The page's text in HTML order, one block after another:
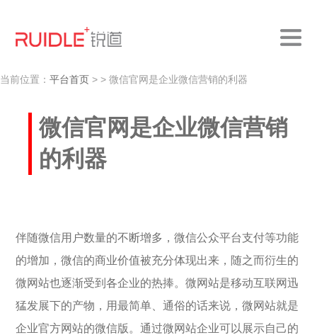
当前位置： 平台首页 > > 微信官网是企业微信营销的利器
微信官网是企业微信营销
的利器
伴随微信用户数量的不断增多，微信公众平台支付等功能
的增加，微信的商业价值被充分体现出来，随之而衍生的
微网站也逐渐受到各企业的热捧。微网站是移动互联网迅
猛发展下的产物，用最简单、通俗的话来说，微网站就是
企业官方网站的微信版。通过微网站企业可以展示自己的